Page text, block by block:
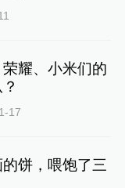
耀、小米们的
17
饼，喂饱了三